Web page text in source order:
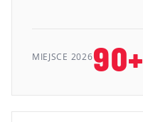
MIEJSCE 202690+